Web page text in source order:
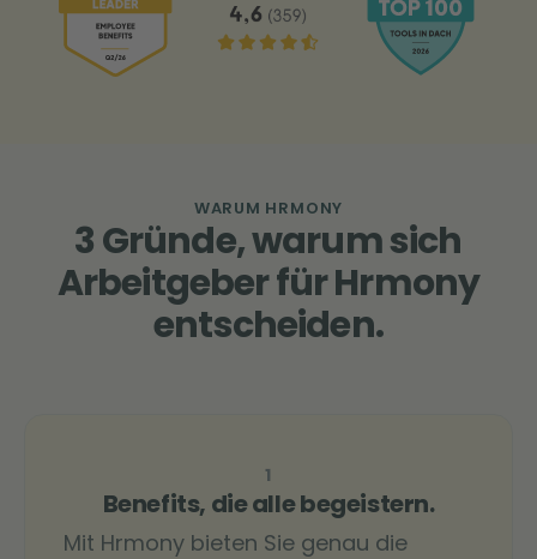
WARUM HRMONY
3 Gründe, warum sich
Arbeitgeber für Hrmony
entscheiden.
1
Benefits, die alle begeistern.
Mit Hrmony bieten Sie genau die